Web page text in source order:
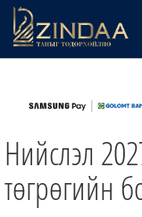
ТВ8
ӨГЛӨӨНИЙ СОНИН
АУДИО ЗОХИОЛ
ЗИНДАА СЭТГҮҮЛ
Нийслэл
төгрөгийн